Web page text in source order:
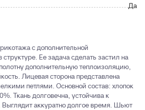
Да
с дополнительной
Ее задача сделать застил на
дополнительную теплоизоляцию,
Лицевая сторона представлена
петлями. Основной состав: хлопок
Ткань долговечна, устойчива к
аккуратно долгое время. Шьют